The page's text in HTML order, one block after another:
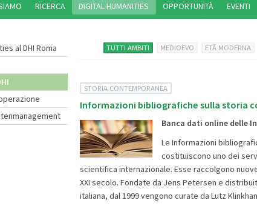
al DHI Roma
TUTTI AMBITI MEDIOEVO ETÀ MODERNA
STORIA CONTEMPORANEA
Informazioni bibliografiche sulla storia
Banca dati online delle
Le Informazioni
costituiscono uno dei
scientifica internazionale. Esse raccolgono
XXI secolo. Fondate da Jens Petersen e
italiana, dal 1999 vengono curate da Lutz
RICERCA DIGITAL HUMANITIES OPPORTUNITÀ EVENTI